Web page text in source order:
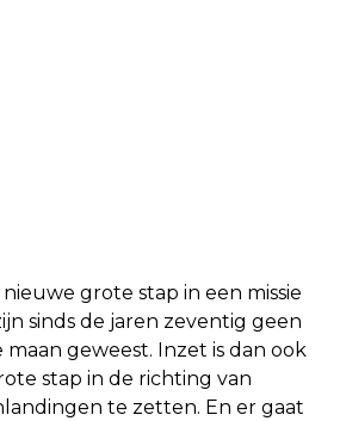
grote stap in een missie
sinds de jaren zeventig geen
maan geweest. Inzet is dan ook
stap in de richting van
te zetten. En er gaat